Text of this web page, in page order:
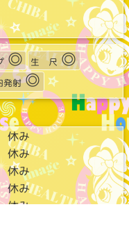
◎ 生 尺◎
発射◎
休み
休み
休み
休み
休み